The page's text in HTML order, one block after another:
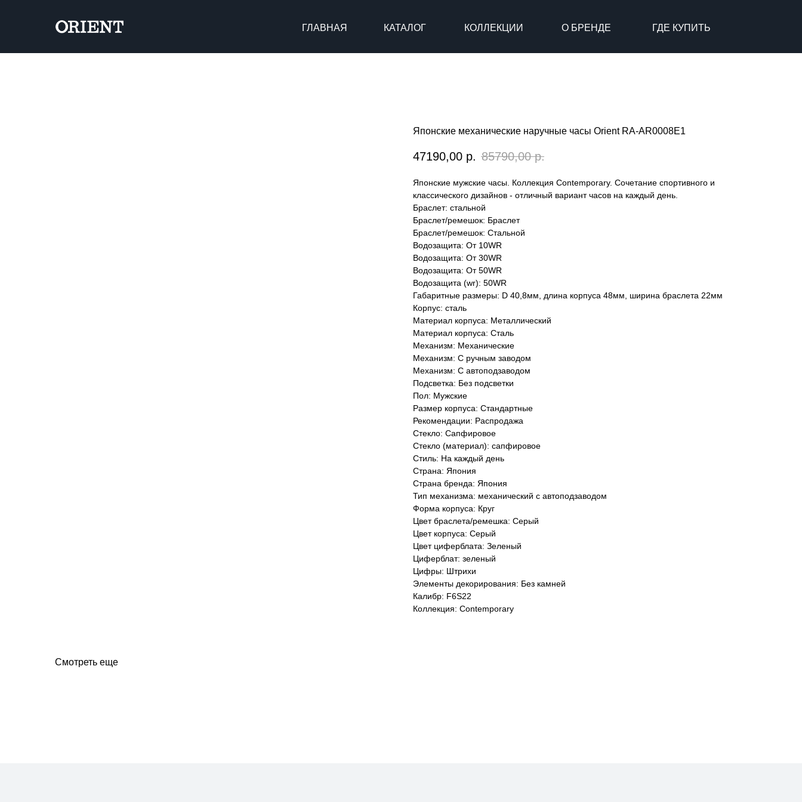
ГДЕ КУПИТЬ
О БРЕНДЕ
КОЛЛЕКЦИИ
КАТАЛОГ
ГЛАВНАЯ
Японские механические наручные часы Orient RA-AR0008E1
47190,00 р. 85790,00 р.
Японские мужские часы. Коллекция Contemporary. Сочетание спортивного и
классического дизайнов - отличный вариант часов на каждый день.
Браслет: стальной
Браслет/ремешок: Браслет
Браслет/ремешок: Стальной
Водозащита: От 10WR
Водозащита: От 30WR
Водозащита: От 50WR
Водозащита (wr): 50WR
Габаритные размеры: D 40,8мм, длина корпуса 48мм, ширина браслета 22мм
Корпус: сталь
Материал корпуса: Металлический
Материал корпуса: Сталь
Механизм: Механические
Механизм: С ручным заводом
Механизм: С автоподзаводом
Подсветка: Без подсветки
Пол: Мужские
Размер корпуса: Стандартные
Рекомендации: Распродажа
Стекло: Сапфировое
Стекло (материал): сапфировое
Стиль: На каждый день
Страна: Япония
Страна бренда: Япония
Тип механизма: механический с автоподзаводом
Форма корпуса: Круг
Цвет браслета/ремешка: Серый
Цвет корпуса: Серый
Цвет циферблата: Зеленый
Циферблат: зеленый
Цифры: Штрихи
Элементы декорирования: Без камней
Калибр: F6S22
Коллекция: Contemporary
Смотреть еще